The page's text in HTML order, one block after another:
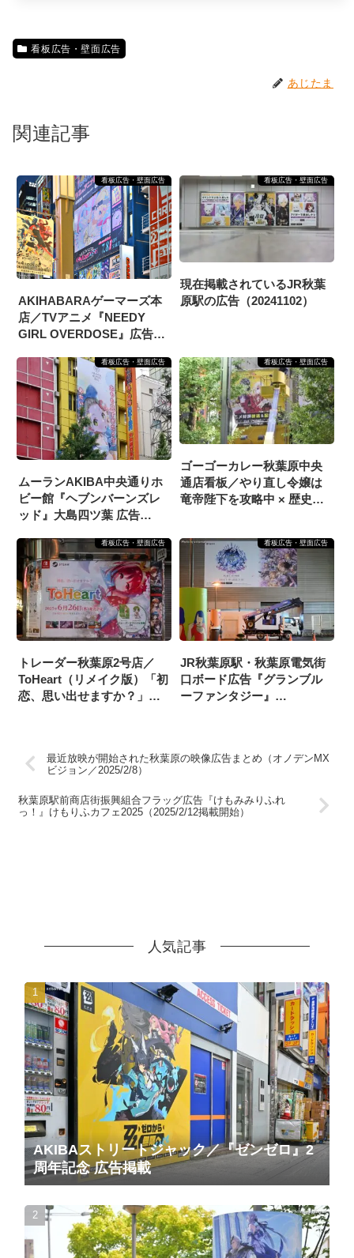
看板広告・壁面広告
あじたま
関連記事
看板広告・壁面広告
AKIHABARAゲーマーズ本
店／TVアニメ『NEEDY
GIRL OVERDOSE』広告
看板広告・壁面広告
現在掲載されているJR秋葉
原駅の広告（20241102）
看板広告・壁面広告
ムーランAKIBA中央通りホ
ビー館『ヘブンバーンズレ
ッド』大島四ツ葉 広告
看板広告・壁面広告
ゴーゴーカレー秋葉原中央
通店看板／やり直し令嬢は
竜帝陛下を攻略中 × 歴史に
始）
看板広告・壁面広告
トレーダー秋葉原2号店／
ToHeart（リメイク版）「初
恋、思い出せますか？」／
看板広告・壁面広告
JR秋葉原駅・秋葉原電気街
口ボード広告『グランブル
ーファンタジー』
最近放映が開始された秋葉原の映像広告まとめ（オノデンMX
ビジョン／2025/2/8）
秋葉原駅前商店街振興組合フラッグ広告『けもみみりふれ
っ！』けもりふカフェ2025（2025/2/12掲載開始）
人気記事
AKIBAストリートジャック／『ゼンゼロ』2
周年記念 広告掲載